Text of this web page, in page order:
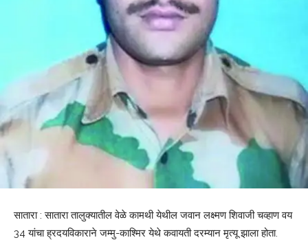
सातारा : सातारा तालुक्यातील वेळे कामथी येथील जवान लक्ष्मण शिवाजी चव्हाण वय
34 यांचा ह्रदयविकाराने जम्मु-काश्मिर येथे कवायती दरम्यान मृत्यू झाला होता.